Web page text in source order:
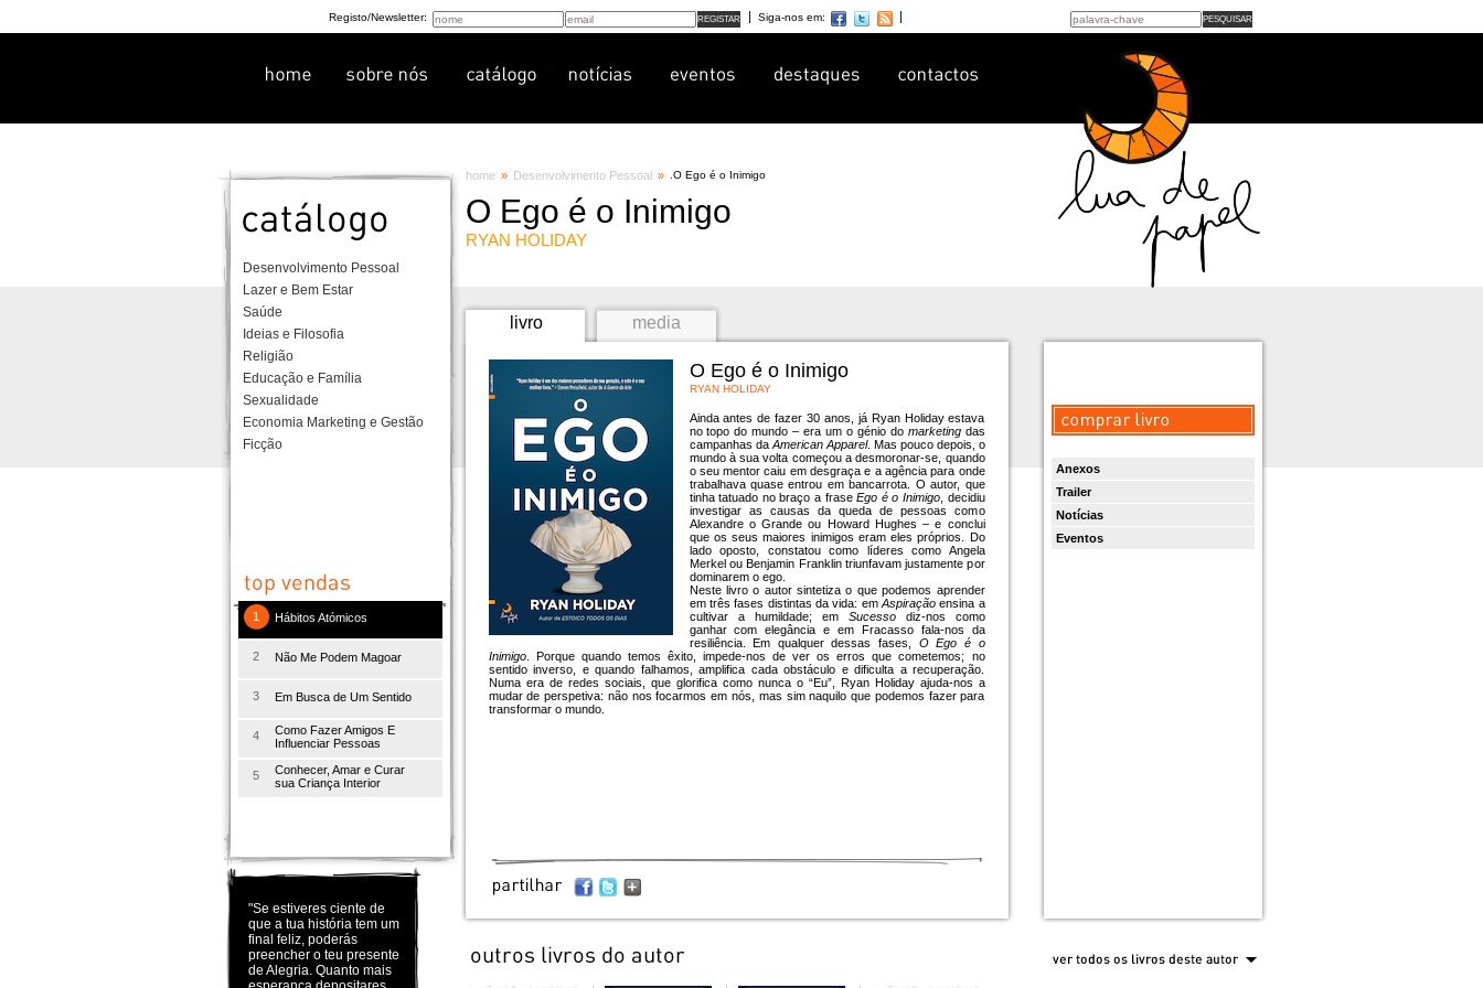
Registo/Newsletter: Siga-nos em:
Desenvolvimento Pessoal
Lazer e Bem Estar
Saúde
Ideias e Filosofia
Religião
Educação e Família
Sexualidade
Economia Marketing e Gestão
Ficção
1 Hábitos Atómicos
2 Não Me Podem Magoar
3 Em Busca de Um Sentido
4
Como Fazer Amigos E
Influenciar Pessoas
5
Conhecer, Amar e Curar
sua Criança Interior
"Se estiveres ciente de
que a tua história tem um
final feliz, poderás
preencher o teu presente
de Alegria. Quanto mais
home » Desenvolvimento Pessoal » O Ego é o Inimigo
O Ego é o Inimigo
RYAN HOLIDAY
livro media
O Ego é o Inimigo
RYAN HOLIDAY
Ainda antes de fazer 30 anos, já Ryan Holiday estava
no topo do mundo – era um o génio do marketingdas
campanhas da American Apparel. Mas pouco depois, o
mundo à sua volta começou a desmoronar-se, quando
o seu mentor caiu em desgraça e a agência para onde
trabalhava quase entrou em bancarrota. O autor, que
tinha tatuado no braço a fraseEgo é o Inimigo, decidiu
investigar as causas da queda de pessoas como
Alexandre o Grande ou Howard Hughes – e conclui
que os seus maiores inimigos eram eles próprios. Do
lado oposto, constatou como líderes como Angela
Merkel ou Benjamin Franklin triunfavam justamente por
dominarem o ego.
Neste livro o autor sintetiza o que podemos aprender
em três fases distintas da vida: em Aspiraçãoensina a
cultivar a humildade; em Sucessodiz-nos como
ganhar com elegância e em Fracasso fala-nos da
resiliência. Em qualquer dessas fases, O Ego é o
Inimigo. Porque quando temos êxito, impede-nos de ver os erros que cometemos; no
sentido inverso, e quando falhamos, amplifica cada obstáculo e dificulta a recuperação.
Numa era de redes sociais, que glorifica como nunca o “Eu”, Ryan Holiday ajuda-nos a
mudar de perspetiva: não nos focarmos em nós, mas sim naquilo que podemos fazer para
transformar o mundo.
Anexos
Trailer
Notícias
Eventos